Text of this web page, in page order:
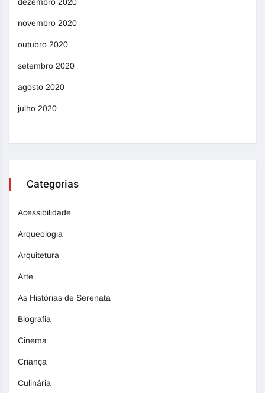
novembro 2020
outubro 2020
setembro 2020
agosto 2020
julho 2020
Categorias
Acessibilidade
Arqueologia
Arquitetura
Arte
As Histórias de Serenata
Biografia
Cinema
Criança
Culinária